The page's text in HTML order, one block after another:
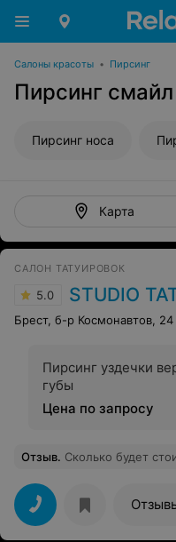
Салоны красоты • Пирсинг
Пирсинг
Пирсинг носа
Карта
САЛОН ТАТУИРОВОК
5.0 STUDIO
Брест, б-р Космонавтов, 24
Пирсинг уздечки
губы
Цена по запросу
Отзыв. Сколько будет